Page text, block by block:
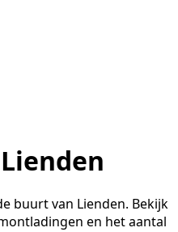
buurt van Lienden. Bekijk
en het aantal